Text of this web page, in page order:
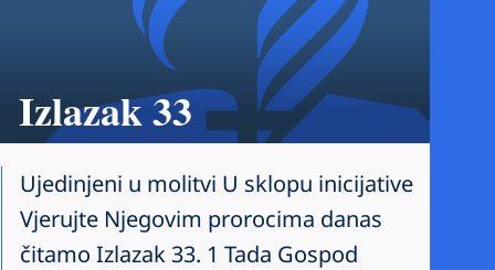
Izlazak 33
Ujedinjeni u molitvi U sklopu inicijative
Vjerujte Njegovim prorocima danas
čitamo Izlazak 33. 1 Tada Gospod